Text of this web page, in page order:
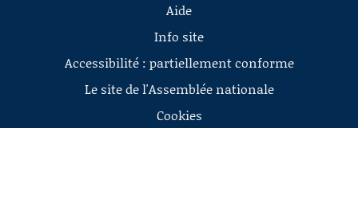
Aide
Info site
Accessibilité : partiellement conforme
Le site de l'Assemblée nationale
Cookies